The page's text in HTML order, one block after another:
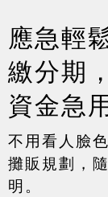
應急輕
繳分期
資金急
不用看人臉
攤販規劃，
明。